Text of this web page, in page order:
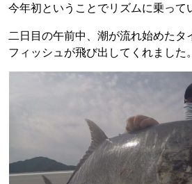
今年初ということでリズムに乗って
二日目の午前中、潮が流れ始めたタ
フィッシュが飛び出してくれました。